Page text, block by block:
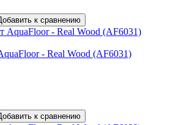
к сравнению
- Real Wood (AF6031)
к сравнению